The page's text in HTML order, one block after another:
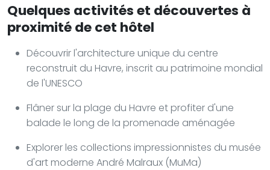
Quelques activités et découvertes à
proximité de cet hôtel
Découvrir l'architecture unique du centre
reconstruit du Havre, inscrit au patrimoine mondial
de l'UNESCO
Flâner sur la plage du Havre et profiter d'une
balade le long de la promenade aménagée
Explorer les collections impressionnistes du musée
d'art moderne André Malraux (MuMa)